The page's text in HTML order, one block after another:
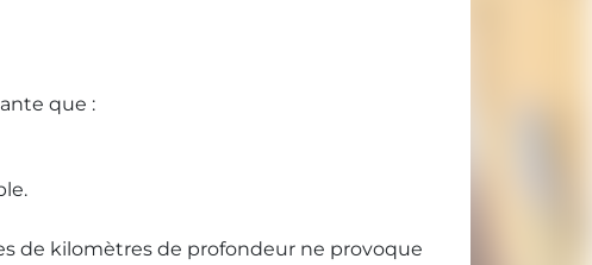
que :
de kilomètres de profondeur ne provoque